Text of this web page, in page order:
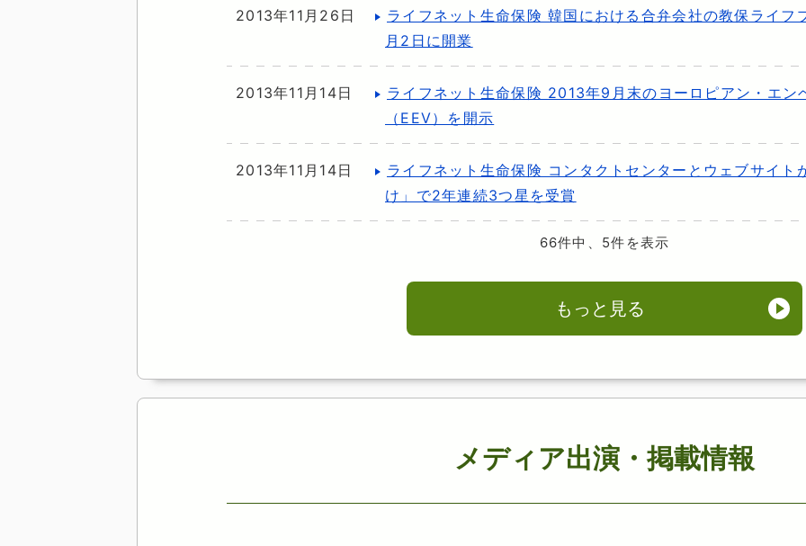
2013年11月26日
ライフネット生命保険 韓国における合弁会社の教保ライフ
月2日に開業
2013年11月14日
ライフネット生命保険 2013年9月末のヨーロピアン・エン
（EEV）を開示
2013年11月14日
ライフネット生命保険 コンタクトセンターとウェブサイト
け」で2年連続3つ星を受賞
66件中、5件を表示
もっと見る
メディア出演・掲載情報